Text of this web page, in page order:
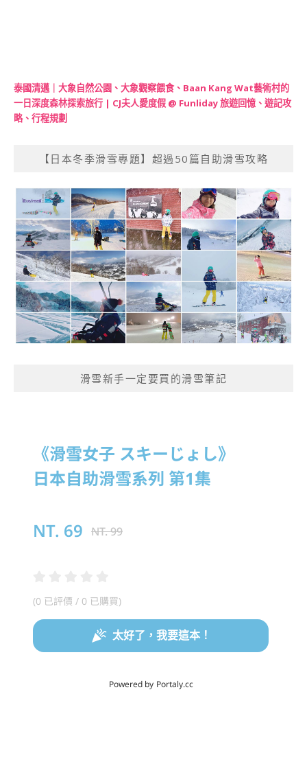
泰國清邁｜大象自然公園、大象觀察餵食、Baan Kang Wat藝術村的
一日深度森林探索旅行 | CJ夫人愛度假 @ Funliday 旅遊回憶、遊記攻
略、行程規劃
【日本冬季滑雪專題】超過50篇自助滑雪攻略
滑雪新手一定要買的滑雪筆記